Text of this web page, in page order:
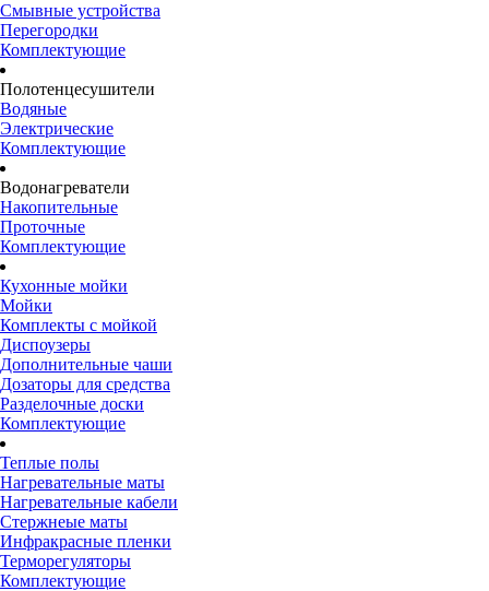
Смывные устройства
Перегородки
Комплектующие
Полотенцесушители
Водяные
Электрические
Комплектующие
Водонагреватели
Накопительные
Проточные
Комплектующие
Кухонные мойки
Мойки
Комплекты с мойкой
Диспоузеры
Дополнительные чаши
Дозаторы для средства
Разделочные доски
Комплектующие
Теплые полы
Нагревательные маты
Нагревательные кабели
Стержнеые маты
Инфракрасные пленки
Терморегуляторы
Комплектующие